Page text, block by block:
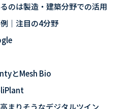
のは製造・建築分野での活用
｜注目の4分野
とMesh Bio